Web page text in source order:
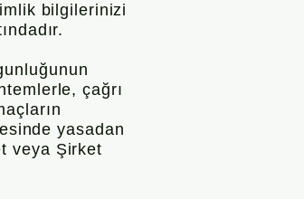
bilgilerinizi
çağrı
yasadan
veya Şirket